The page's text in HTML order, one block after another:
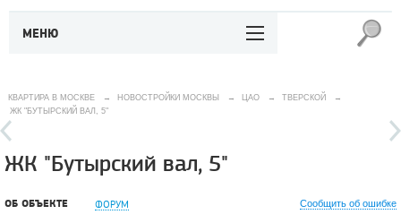
МЕНЮ
КВАРТИРА В МОСКВЕ → НОВОСТРОЙКИ МОСКВЫ → ЦАО → ТВЕРСКОЙ
→
ЖК "БУТЫРСКИЙ ВАЛ, 5"
ЖК "Бутырский вал, 5"
ОБ ОБЪЕКТЕ ФОРУМ Сообщить об ошибке